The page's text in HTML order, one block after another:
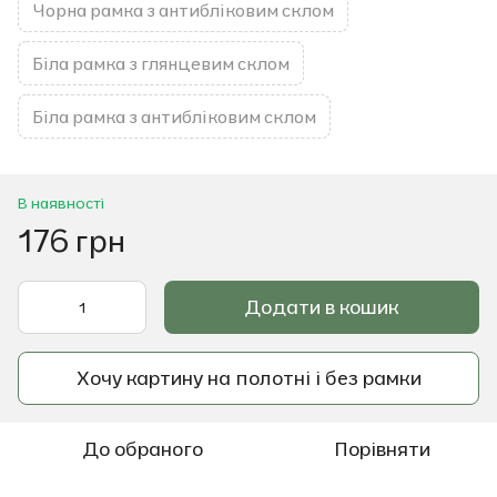
Чорна рамка з антибліковим склом
Біла рамка з глянцевим склом
Біла рамка з антибліковим склом
В наявності
176 грн
Додати в кошик
Хочу картину на полотні і без рамки
До обраного Порівняти